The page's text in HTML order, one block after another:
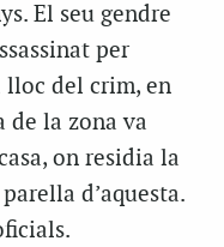
El seu gendre
per
lloc del crim, en
de la zona va
on residia la
d’aquesta.